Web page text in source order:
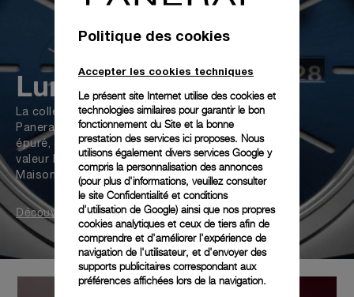
Luminor Due
La collection la plus polyvalente de
Panerai. Plus mince, plus léger et plus
épuré, le boîtier Luminor Due met en
valeur l’esthétique emblématique de la
Maison.
Découvrir
Politique des cookies
Accepter les cookies techniques
Le présent site Internet utilise des cookies et
technologies similaires pour garantir le bon
fonctionnement du Site et la bonne
prestation des services ici proposes. Nous
utilisons également divers services Google y
compris la personnalisation des annonces
(pour plus d'informations, veuillez consulter
le site Confidentialité et conditions
d'utilisation de Google) ainsi que nos propres
cookies analytiques et ceux de tiers afin de
comprendre et d'améliorer l'expérience de
navigation de l'utilisateur, et d'envoyer des
supports publicitaires correspondant aux
préférences affichées lors de la navigation.